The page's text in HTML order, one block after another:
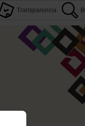
Transparencia